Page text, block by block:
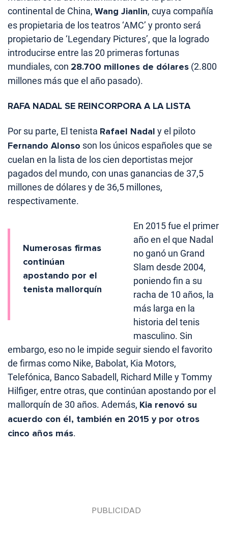
continental de China, Wang Jianlin, cuya compañía
es propietaria de los teatros ‘AMC’ y pronto será
propietario de ‘Legendary Pictures’, que la logrado
introducirse entre las 20 primeras fortunas
mundiales, con 28.700 millones de dólares (2.800
millones más que el año pasado).
RAFA NADAL SE REINCORPORA A LA LISTA
Por su parte, El tenista Rafael Nadal y el piloto
Fernando Alonso son los únicos españoles que se
cuelan en la lista de los cien deportistas mejor
pagados del mundo, con unas ganancias de 37,5
millones de dólares y de 36,5 millones,
respectivamente.
Numerosas firmas
continúan
apostando por el
tenista mallorquín
En 2015 fue el primer
año en el que Nadal
no ganó un Grand
Slam desde 2004,
poniendo fin a su
racha de 10 años, la
más larga en la
historia del tenis
masculino. Sin
embargo, eso no le impide seguir siendo el favorito
de firmas como Nike, Babolat, Kia Motors,
Telefónica, Banco Sabadell, Richard Mille y Tommy
Hilfiger, entre otras, que continúan apostando por el
mallorquín de 30 años. Además, Kia renovó su
acuerdo con él, también en 2015 y por otros
cinco años más.